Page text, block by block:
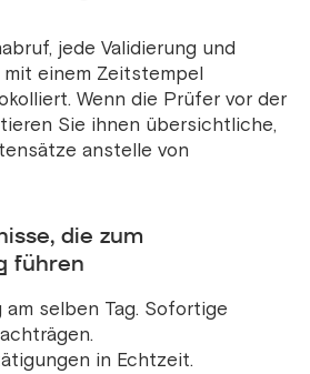
jede Validierung und
einem Zeitstempel
Wenn die Prüfer vor der
Sie ihnen übersichtliche,
anstelle von
die zum
führen
selben Tag. Sofortige
in Echtzeit.